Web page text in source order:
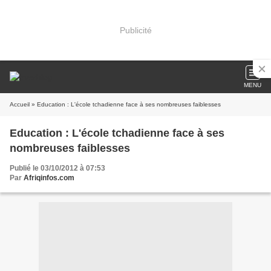
Publicité
MENU
Accueil » Education : L'école tchadienne face à ses nombreuses faiblesses
Education : L'école tchadienne face à ses
nombreuses faiblesses
Publié le 03/10/2012 à 07:53
Par Afriqinfos.com